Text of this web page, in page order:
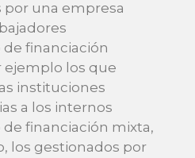
una empresa
financiación
ejemplo los que
instituciones
a los internos
financiación mixta,
los gestionados por